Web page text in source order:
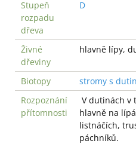
Stupeň
rozpadu
dřeva
D
Živné
dřeviny
hlavně lípy,
Biotopy
stromy s
Rozpoznání
přítomnosti
V dutinách v
hlavně na
listnáčích,
páchníků.